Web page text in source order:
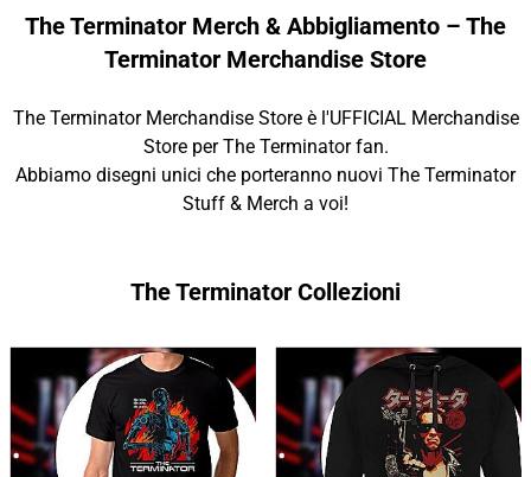
The Terminator Merch & Abbigliamento – The
Terminator Merchandise Store
The Terminator Merchandise Store è l'UFFICIAL Merchandise
Store per The Terminator fan.
Abbiamo disegni unici che porteranno nuovi The Terminator
Stuff & Merch a voi!
The Terminator Collezioni